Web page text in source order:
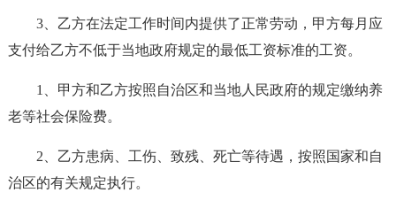
3、乙方在法定工作时间内提供了正常劳动，甲方每月应
支付给乙方不低于当地政府规定的最低工资标准的工资。
1、甲方和乙方按照自治区和当地人民政府的规定缴纳养
老等社会保险费。
2、乙方患病、工伤、致残、死亡等待遇，按照国家和自
治区的有关规定执行。